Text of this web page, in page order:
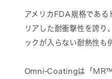
アメリカFDA規格である
リアした耐衝撃性を誇
ックが入らない耐熱性も
Omni-Coatingは「MR™